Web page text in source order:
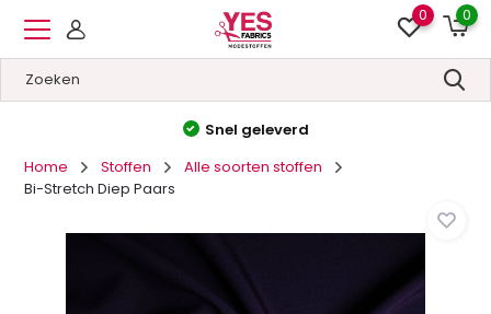
0 0
Hoge kwaliteit
Home
Stoffen
Alle soorten stoffen
Bi-Stretch Diep Paars